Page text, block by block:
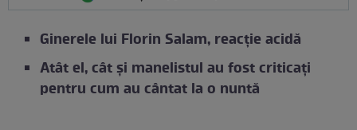
Ginerele lui Florin Salam, reacție acidă
Atât el, cât și manelistul au fost criticați
pentru cum au cântat la o nuntă